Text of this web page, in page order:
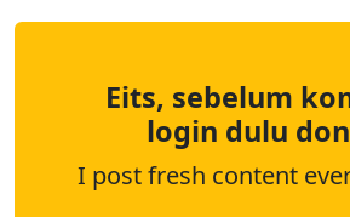
Eits, sebelum
login dulu
I post fresh content